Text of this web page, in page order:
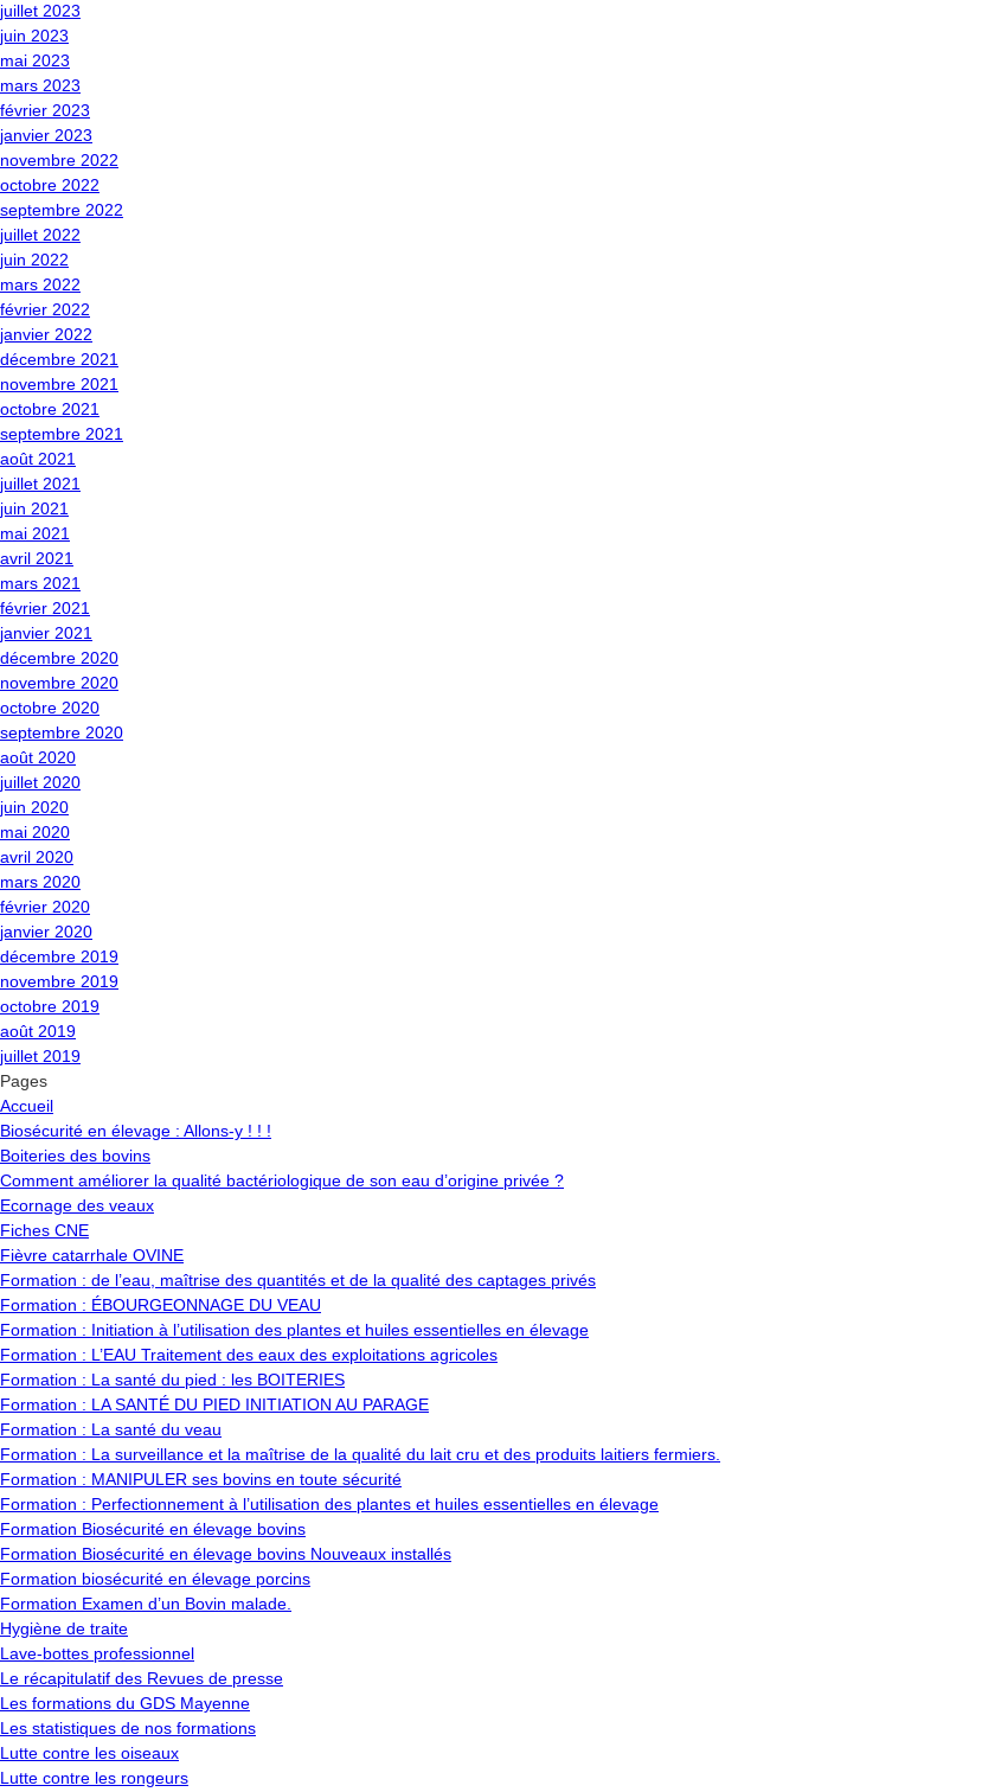
juillet 2023
juin 2023
mai 2023
mars 2023
février 2023
janvier 2023
novembre 2022
octobre 2022
septembre 2022
juillet 2022
juin 2022
mars 2022
février 2022
janvier 2022
décembre 2021
novembre 2021
octobre 2021
septembre 2021
août 2021
juillet 2021
juin 2021
mai 2021
avril 2021
mars 2021
février 2021
janvier 2021
décembre 2020
novembre 2020
octobre 2020
septembre 2020
août 2020
juillet 2020
juin 2020
mai 2020
avril 2020
mars 2020
février 2020
janvier 2020
décembre 2019
novembre 2019
octobre 2019
août 2019
juillet 2019
Pages
Accueil
Biosécurité en élevage : Allons-y ! ! !
Boiteries des bovins
Comment améliorer la qualité bactériologique de son eau d’origine privée ?
Ecornage des veaux
Fiches CNE
Fièvre catarrhale OVINE
Formation : de l’eau, maîtrise des quantités et de la qualité des captages privés
Formation : ÉBOURGEONNAGE DU VEAU
Formation : Initiation à l’utilisation des plantes et huiles essentielles en élevage
Formation : L’EAU Traitement des eaux des exploitations agricoles
Formation : La santé du pied : les BOITERIES
Formation : LA SANTÉ DU PIED INITIATION AU PARAGE
Formation : La santé du veau
Formation : La surveillance et la maîtrise de la qualité du lait cru et des produits laitiers fermiers.
Formation : MANIPULER ses bovins en toute sécurité
Formation : Perfectionnement à l’utilisation des plantes et huiles essentielles en élevage
Formation Biosécurité en élevage bovins
Formation Biosécurité en élevage bovins Nouveaux installés
Formation biosécurité en élevage porcins
Formation Examen d’un Bovin malade.
Hygiène de traite
Lave-bottes professionnel
Le récapitulatif des Revues de presse
Les formations du GDS Mayenne
Les statistiques de nos formations
Lutte contre les oiseaux
Lutte contre les rongeurs